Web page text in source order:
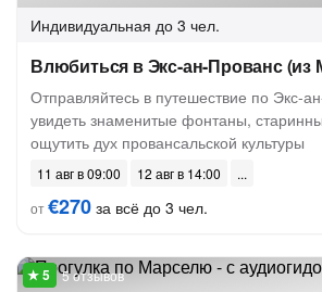
Индивидуальная до 3 чел.
Влюбиться в Экс-ан-Прованс (из
Отправляйтесь в путешествие по Экс-
увидеть знаменитые фонтаны,
ощутить дух провансальской культуры
11 авг в 09:00
12 авг в 14:00
от€270 за всё до 3 чел.
5 отзывов